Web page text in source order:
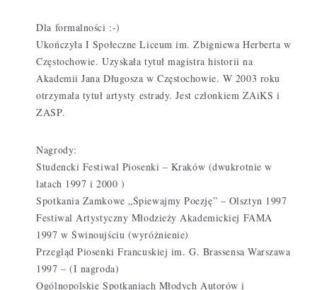
Dla formalności :-)
Ukończyła I Społeczne Liceum im. Zbigniewa Herberta w
Częstochowie. Uzyskała tytuł magistra historii na
Akademii Jana Długosza w Częstochowie. W 2003 roku
otrzymała tytuł artysty estrady. Jest członkiem ZAiKS i
ZASP.
Nagrody:
Studencki Festiwal Piosenki – Kraków (dwukrotnie w
latach 1997 i 2000 )
Spotkania Zamkowe „Śpiewajmy Poezję” – Olsztyn 1997
Festiwal Artystyczny Młodzieży Akademickiej FAMA
1997 w Świnoujściu (wyróżnienie)
Przegląd Piosenki Francuskiej im. G. Brassensa Warszawa
1997 – (I nagroda)
Ogólnopolskie Spotkaniach Młodych Autorów i